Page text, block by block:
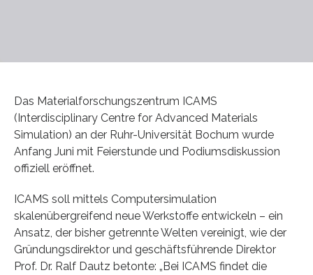
Das Materialforschungszentrum ICAMS
(Interdisciplinary Centre for Advanced Materials
Simulation) an der Ruhr-Universität Bochum wurde
Anfang Juni mit Feierstunde und Podiumsdiskussion
offiziell eröffnet.
ICAMS soll mittels Computersimulation
skalenübergreifend neue Werkstoffe entwickeln – ein
Ansatz, der bisher getrennte Welten vereinigt, wie der
Gründungsdirektor und geschäftsführende Direktor
Prof. Dr. Ralf Dautz betonte: „Bei ICAMS findet die